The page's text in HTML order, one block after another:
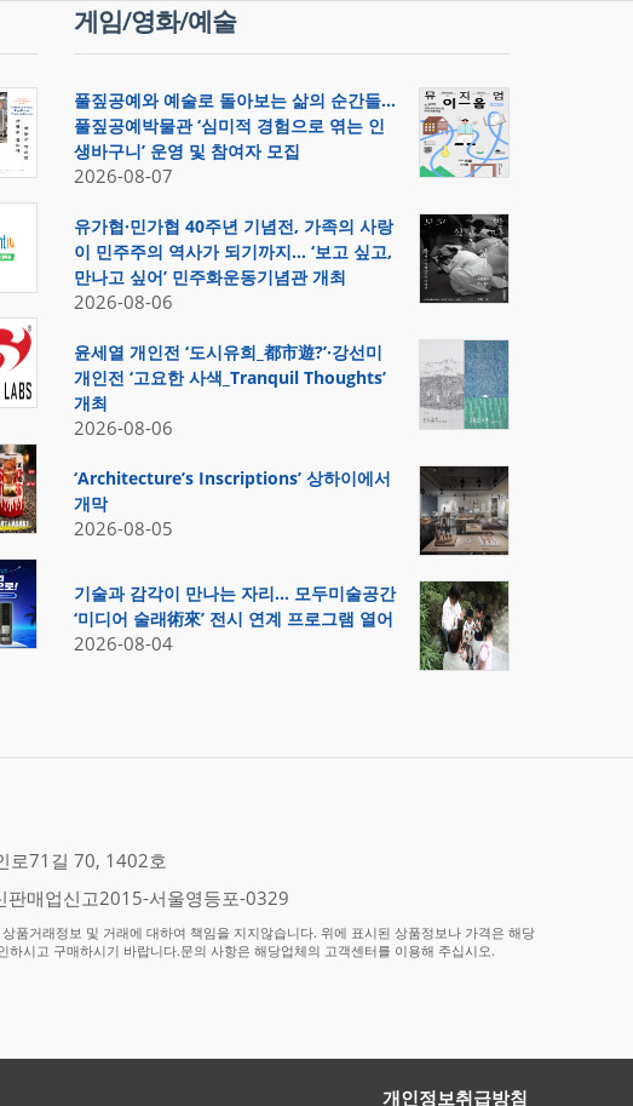
게임/영화/예술
풀짚공예와 예술로 돌아보는 삶의 순간들…
풀짚공예박물관 ‘심미적 경험으로 엮는 인
생바구니’ 운영 및 참여자 모집
2026-08-07
유가협·민가협 40주년 기념전, 가족의 사랑
이 민주주의 역사가 되기까지… ‘보고 싶고,
만나고 싶어’ 민주화운동기념관 개최
2026-08-06
윤세열 개인전 ‘도시유희_都市遊?’·강선미
개인전 ‘고요한 사색_Tranquil Thoughts’
개최
2026-08-06
‘Architecture’s Inscriptions’ 상하이에서
개막
2026-08-05
기술과 감각이 만나는 자리… 모두미술공간
‘미디어 술래術來’ 전시 연계 프로그램 열어
2026-08-04
로71길 70, 1402호
매업신고2015-서울영등포-0329
품거래정보 및 거래에 대하여 책임을 지지않습니다. 위에 표시된 상품정보나 가격은 해당
시고 구매하시기 바랍니다.문의 사항은 해당업체의 고객센터를 이용해 주십시오.
개인정보취급방침